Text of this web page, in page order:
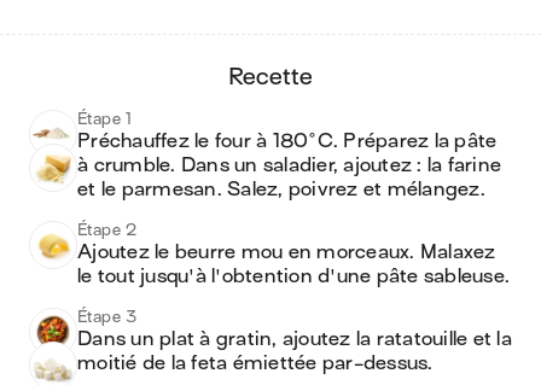
recette
Étape 1
Préchauffez le four à 180°C. Préparez la pâte
à crumble. Dans un saladier, ajoutez : la farine
et le parmesan. Salez, poivrez et mélangez.
Étape 2
Ajoutez le beurre mou en morceaux. Malaxez
le tout jusqu'à l'obtention d'une pâte sableuse.
Étape 3
Dans un plat à gratin, ajoutez la ratatouille et la
moitié de la feta émiettée par-dessus.